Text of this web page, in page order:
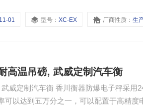
01 型号：XC-EX 厂商性质：生
高温吊磅, 武威定制汽车衡
威定制汽车衡 香川衡器防爆电子秤采用
可以达到五万分之一，可以配置于高精